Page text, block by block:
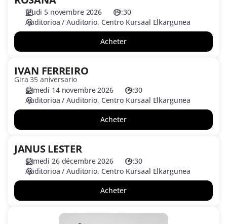
jeudi 5 novembre 2026
19:30
Auditorioa / Auditorio Centro Kursaal Elkargunea
Acheter
IVAN
FERREIRO
IVAN FERREIRO
Gira 35 aniversario
samedi 14 novembre 2026
19:30
Auditorioa / Auditorio Centro Kursaal Elkargunea
Acheter
JANUS
LESTER
JANUS LESTER
samedi 26 décembre 2026
19:30
Auditorioa / Auditorio Centro Kursaal Elkargunea
Acheter